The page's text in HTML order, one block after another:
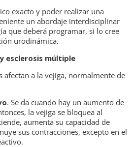
exacto y poder realizar una
un abordaje interdisciplinar
que deberá programar, si lo cree
urodinámica.
esclerosis múltiple
afectan a la vejiga, normalmente de
. Se da cuando hay un aumento de
la vejiga se bloquea al
aumenta su capacidad de
sus contracciones, excepto en el